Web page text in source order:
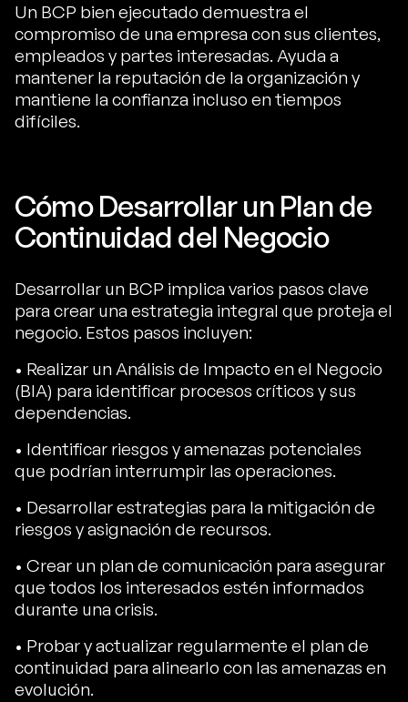
Un BCP bien ejecutado demuestra el
compromiso de una empresa con sus clientes,
empleados y partes interesadas. Ayuda a
mantener la reputación de la organización y
mantiene la confianza incluso en tiempos
difíciles.
Cómo Desarrollar un Plan de
Continuidad del Negocio
Desarrollar un BCP implica varios pasos clave
para crear una estrategia integral que proteja el
negocio. Estos pasos incluyen:
• Realizar un Análisis de Impacto en el Negocio
(BIA) para identificar procesos críticos y sus
dependencias.
• Identificar riesgos y amenazas potenciales
que podrían interrumpir las operaciones.
• Desarrollar estrategias para la mitigación de
riesgos y asignación de recursos.
• Crear un plan de comunicación para asegurar
que todos los interesados estén informados
durante una crisis.
• Probar y actualizar regularmente el plan de
continuidad para alinearlo con las amenazas en
evolución.